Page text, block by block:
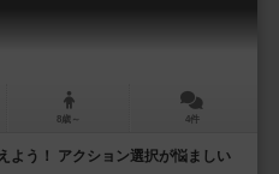
8歳～ 4件
よう！ アクション選択が悩ましい